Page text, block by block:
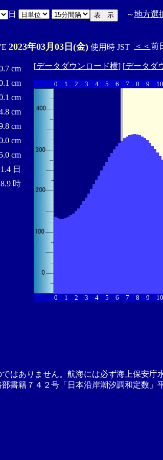
日 ～地方選
2023年03月03日(金)使用時 JST ＜＜ 前
cm
cm
cm
cm
cm
cm
cm
1.4 日
8.9 時
[データダウンロード横] [データダ
0 1 2 3 4 5 6 7 8 9 10
0 1 2 3 4 5 6 7 8 9 10
はありません。航海には必ず海上保安庁
書籍７４２号「日本沿岸潮汐調和定数」